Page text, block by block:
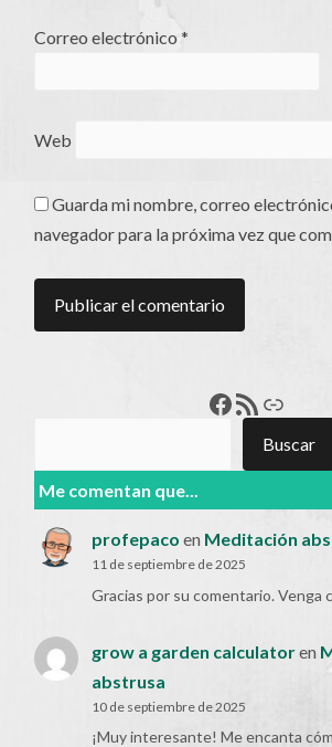
Correo electrónico*
Web
Guarda mi nombre, correo
navegador para la próxima vez que
Francisco Pérez
Feed RSSEnlace
Buscar
Me comentan que...
profepaco en Meditación
11 de septiembre de 2025
Gracias por su comentario. Venga
grow a garden calculatoren
abstrusa
10 de septiembre de 2025
¡Muy interesante! Me encanta